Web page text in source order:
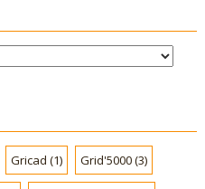
Gricad (1) Grid'5000(3)